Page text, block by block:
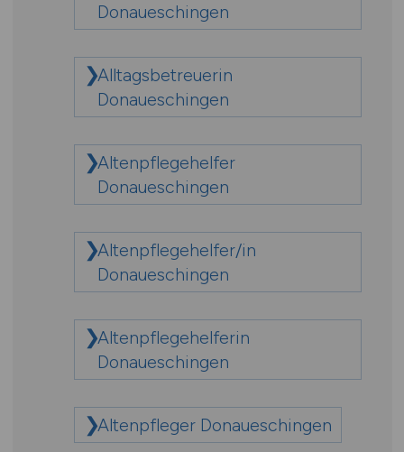
Donaueschingen
Alltagsbetreuerin
Donaueschingen
Altenpflegehelfer
Donaueschingen
Altenpflegehelfer/in
Donaueschingen
Altenpflegehelferin
Donaueschingen
Altenpfleger Donaueschingen